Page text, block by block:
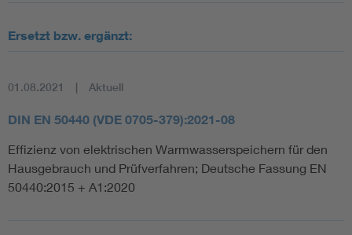
Ersetzt bzw. ergänzt:
01.08.2021 Aktuell
DIN EN 50440 (VDE 0705-379):2021-08
Effizienz von elektrischen Warmwasserspeichern für den
Hausgebrauch und Prüfverfahren; Deutsche Fassung EN
50440:2015 + A1:2020